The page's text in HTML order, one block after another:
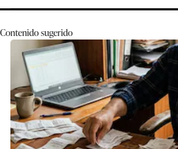
Contenido sugerido